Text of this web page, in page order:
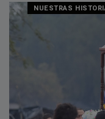
NUESTRAS